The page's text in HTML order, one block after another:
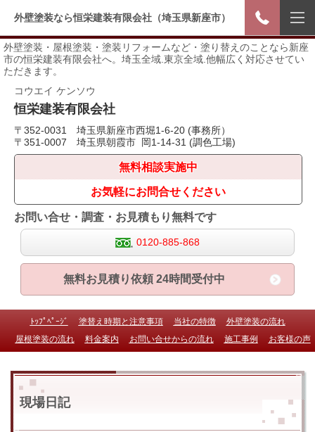
外壁塗装なら恒栄建装有限会社（埼玉県新座市）
外壁塗装・屋根塗装・塗装リフォームなど・塗り替えのことなら新座
市の恒栄建装有限会社へ。埼玉全域.東京全域.他幅広く対応させてい
ただきます。
コウエイ ケンソウ
恒栄建装有限会社
〒352-0031 埼玉県新座市西堀1-6-20 (事務所）
〒351-0007 埼玉県朝霞市 岡1-14-31 (調色工場)
無料相談実施中
お気軽にお問合せください
お問い合せ・調査・お見積もり無料です
0120-885-868
無料お見積り依頼 24時間受付中
ﾄｯﾌﾟﾍﾟｰｼﾞ 塗替え時期と注意事項 当社の特徴
外壁塗装の流れ
屋根塗装の流れ
料金案内 お問い合せからの流れ 施工事例 お客様の声
現場日記